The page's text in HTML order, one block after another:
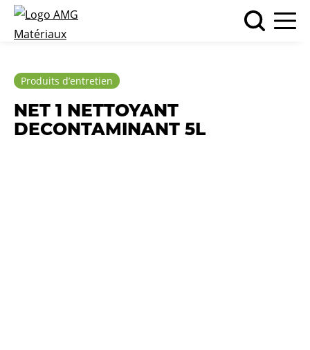
Produits d’entretien
NET 1 NETTOYANT
DECONTAMINANT 5L